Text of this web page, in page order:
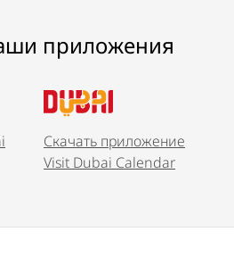
приложения
Скачать приложение
Visit Dubai Calendar